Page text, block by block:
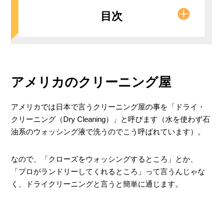
目次
価格
仕上がり期間
選び方
洗濯の選択
アメリカのクリーニング屋
アメリカでは日本で言うクリーニング屋の事を「ドライ・
クリーニング（Dry Cleaning）」と呼びます（水を使わず石
油系のウォッシング液で洗うのでこう呼ばれています）。
なので、「クローズをウォッシングするところ」とか、
「プロがランドリーしてくれるところ」って言うんじゃな
く、ドライクリーニングと言うと簡単に通じます。